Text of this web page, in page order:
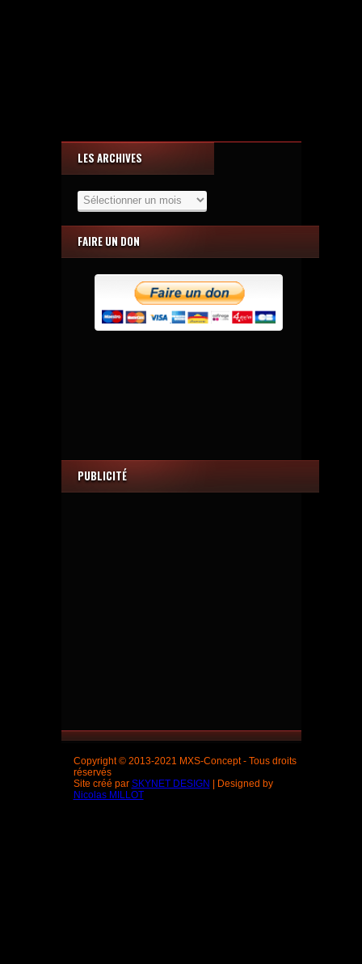
LES ARCHIVES
Archives
FAIRE UN DON
PUBLICITÉ
Copyright © 2013-2021 MXS-Concept - Tous droits
réservés
Site créé par SKYNET DESIGN
| Designed by
Nicolas MILLOT